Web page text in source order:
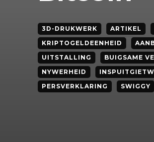
3D-DRUKWERK ARTIKEL
KRIPTOGELDEENHEID
UITSTALLING
BUIGSAME
NYWERHEID
PERSVERKLARING
SWIGGY